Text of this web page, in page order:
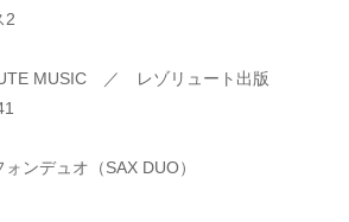
MUSIC ／ レゾリュート出版
ンデュオ（SAX DUO）